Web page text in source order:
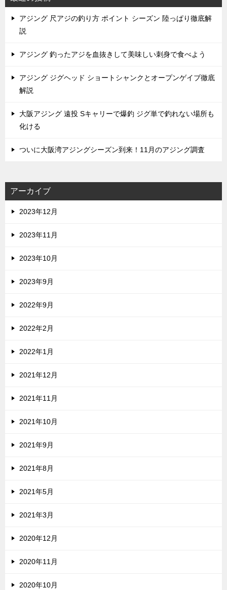
アジング 尺アジの釣り方 ポイント シーズン 陸っぱり徹底解
説
アジング 釣ったアジを血抜きして美味しい刺身で食べよう
アジング ジグヘッド ショートシャンクとオープンゲイブ徹底
解説
大阪アジング 遠投 Sキャリーで爆釣 ジグ単で釣れない場所も
化ける
ついに大阪湾アジングシーズン到来！11月のアジング調査
アーカイブ
2023年12月
2023年11月
2023年10月
2023年9月
2022年9月
2022年2月
2022年1月
2021年12月
2021年11月
2021年10月
2021年9月
2021年8月
2021年5月
2021年3月
2020年12月
2020年11月
2020年10月